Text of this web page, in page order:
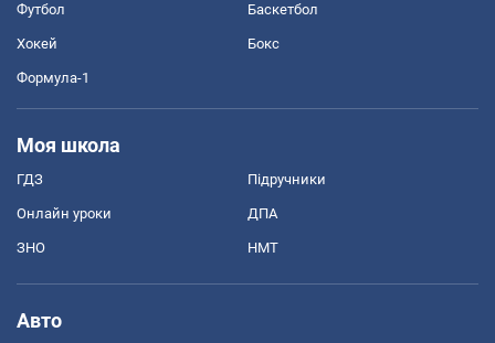
Футбол Баскетбол
Хокей Бокс
Формула-1
Моя школа
ГДЗ Підручники
Онлайн уроки ДПА
ЗНО НМТ
Авто